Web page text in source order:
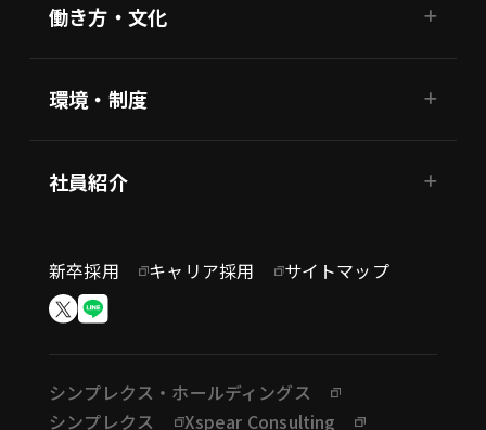
働き方・文化
環境・制度
社員紹介
新卒採用 キャリア採用 サイトマップ
シンプレクス・ホールディングス
シンプレクス
Xspear Consulting